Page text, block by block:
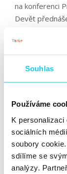
Souhlas
Používáme
K
sociálních
soubory
sdílíme se
analýzy.
na konferenci
Devět
Jaký byl
Adam
Z PPC
umělá
parťákem.
reklamních